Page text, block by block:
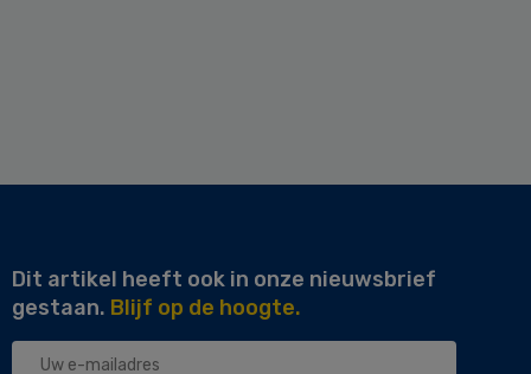
Dit artikel heeft ook in onze nieuwsbrief
gestaan. Blijf op de hoogte.
Uw